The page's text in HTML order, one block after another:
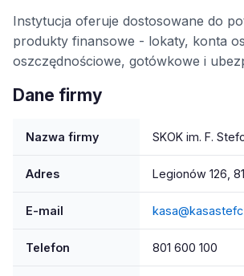
Instytucja oferuje dostosowane do
produkty finansowe - lokaty, konta
oszczędnościowe, gotówkowe i
Dane firmy
Nazwa firmy SKOK im. F.
Adres Legionów 126,
E-mail
Telefon 801 600 100